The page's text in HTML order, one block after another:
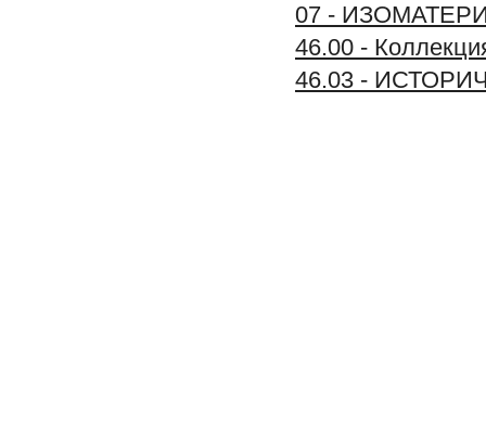
07 -
46.00 -
46.03 -